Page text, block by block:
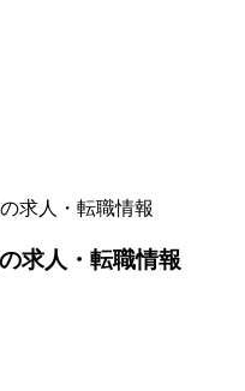
求人・転職情報
求人・転職情報